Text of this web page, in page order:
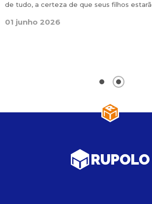
de tudo, a certeza de que seus filhos
01 junho 2026